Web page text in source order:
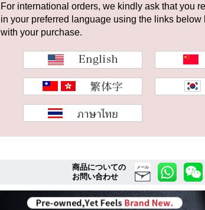
For international orders, we kindly ask that you
in your preferred language using the links below
with your purchase.
商品についての
お問い合わせ
メール